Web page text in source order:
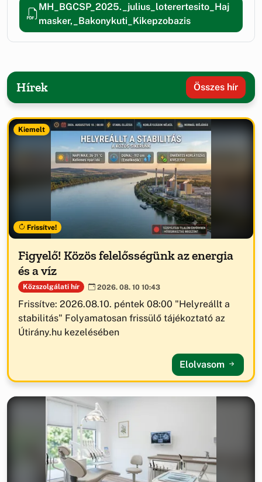
MH_BGCSP_2025._julius_loterertesito_Haj
masker,_Bakonykuti_Kikepzobazis
Hírek Összes hír
Kiemelt
Frissítve!
Figyelő! Közös felelősségünk az energia
és a víz
Közszolgálati hír 2026. 08. 10 10:43
Frissítve: 2026.08.10. péntek 08:00 "Helyreállt a
stabilitás" Folyamatosan frissülő tájékoztató az
Útirány.hu kezelésében
Elolvasom